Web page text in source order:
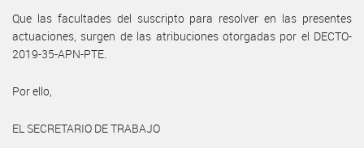
Que las facultades del suscripto para resolver en las presentes
actuaciones, surgen de las atribuciones otorgadas por el DECTO-
2019-35-APN-PTE.
Por ello,
EL SECRETARIO DE TRABAJO